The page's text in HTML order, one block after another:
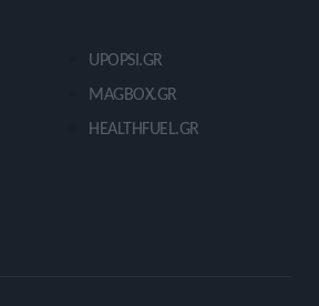
UPOPSI.GR
MAGBOX.GR
HEALTHFUEL.GR